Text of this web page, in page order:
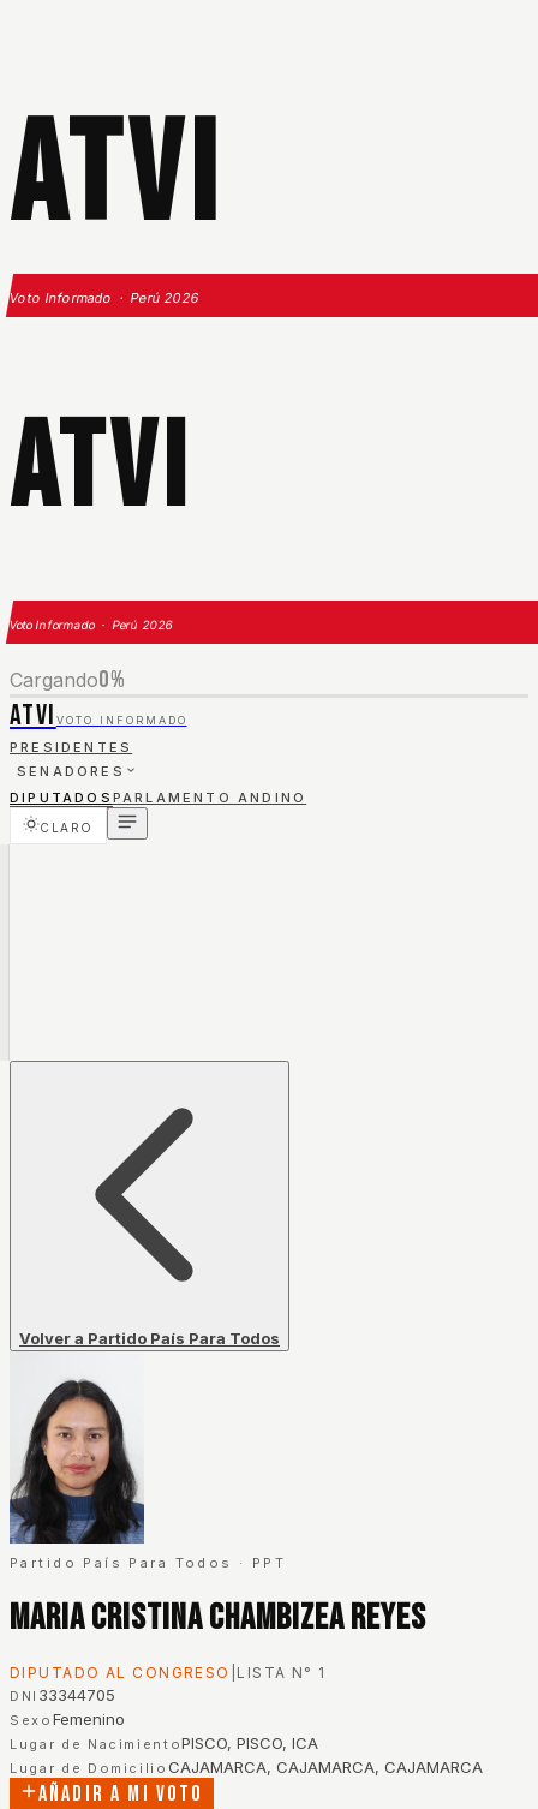
ATVI
Voto Informado · Perú 2026
ATVI
Voto Informado · Perú 2026
Cargando0%
ATVI VOTO INFORMADO
PRESIDENTES
SENADORES
DIPUTADOS PARLAMENTO ANDINO
CLARO
Volver a Partido País Para Todos
Partido País Para Todos · PPT
Maria Cristina Chambizea Reyes
DIPUTADO AL CONGRESO LISTA N° 1
DNI 33344705
Sexo Femenino
Lugar de NacimientoPISCO, PISCO, ICA
Lugar de Domicilio CAJAMARCA, CAJAMARCA, CAJAMARCA
Añadir a mi voto